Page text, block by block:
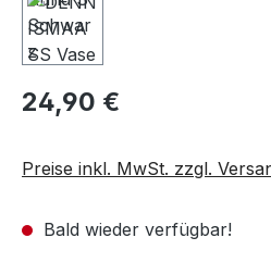
24,90 €
Preise inkl. MwSt. zzgl.
Bald wieder verfügbar!